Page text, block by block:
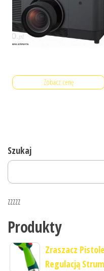
Zobacz cenę
Szukaj
zzzzz
Produkty
Zraszacz
Regulacją